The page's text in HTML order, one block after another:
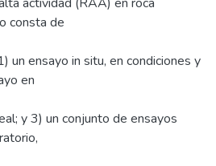
consta de
un ensayo in situ, en condiciones y
en
y 3) un conjunto de ensayos